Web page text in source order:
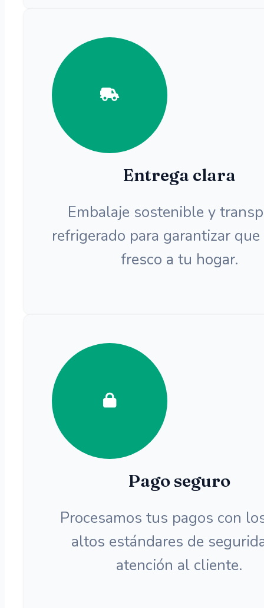
Entrega clara
Embalaje sostenible y
refrigerado para garantizar
fresco a tu hogar.
Pago seguro
Procesamos tus pagos con
altos estándares de
atención al cliente.